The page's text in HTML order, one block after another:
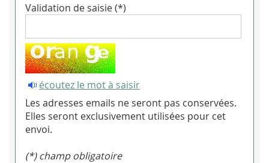
Validation de saisie (*)
écoutez le mot à saisir
Les adresses emails ne seront pas conservées.
Elles seront exclusivement utilisées pour cet
envoi.
(*) champ obligatoire